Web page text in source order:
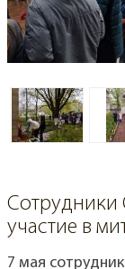
Cотрудники
участие в
7 мая